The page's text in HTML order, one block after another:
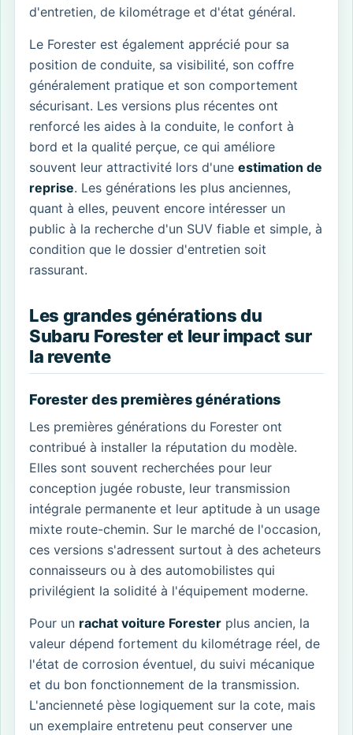
d'entretien, de kilométrage et d'état général.
Le Forester est également apprécié pour sa
position de conduite, sa visibilité, son coffre
généralement pratique et son comportement
sécurisant. Les versions plus récentes ont
renforcé les aides à la conduite, le confort à
bord et la qualité perçue, ce qui améliore
souvent leur attractivité lors d'une estimation de
reprise. Les générations les plus anciennes,
quant à elles, peuvent encore intéresser un
public à la recherche d'un SUV fiable et simple, à
condition que le dossier d'entretien soit
rassurant.
Les grandes générations du
Subaru Forester et leur impact sur
la revente
Forester des premières générations
Les premières générations du Forester ont
contribué à installer la réputation du modèle.
Elles sont souvent recherchées pour leur
conception jugée robuste, leur transmission
intégrale permanente et leur aptitude à un usage
mixte route-chemin. Sur le marché de l'occasion,
ces versions s'adressent surtout à des acheteurs
connaisseurs ou à des automobilistes qui
privilégient la solidité à l'équipement moderne.
Pour un rachat voiture Forester plus ancien, la
valeur dépend fortement du kilométrage réel, de
l'état de corrosion éventuel, du suivi mécanique
et du bon fonctionnement de la transmission.
L'ancienneté pèse logiquement sur la cote, mais
un exemplaire entretenu peut conserver une